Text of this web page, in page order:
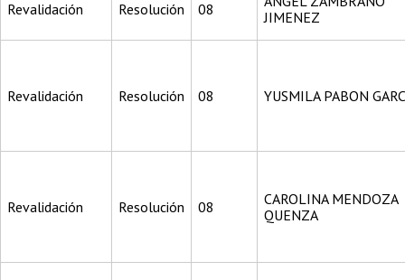
Revalidación Resolución 08
JIMENEZ
Revalidación Resolución 08 YUSMILA PABON
Revalidación Resolución 08
CAROLINA MENDOZA
QUENZA